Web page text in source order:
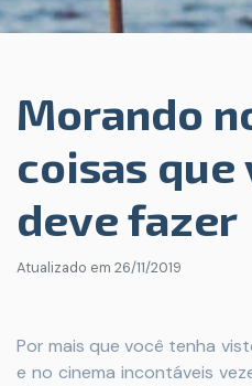
Morando
coisas que
deve fazer
Atualizado em 26/11/2019
Por mais que você tenha
e no cinema incontáveis